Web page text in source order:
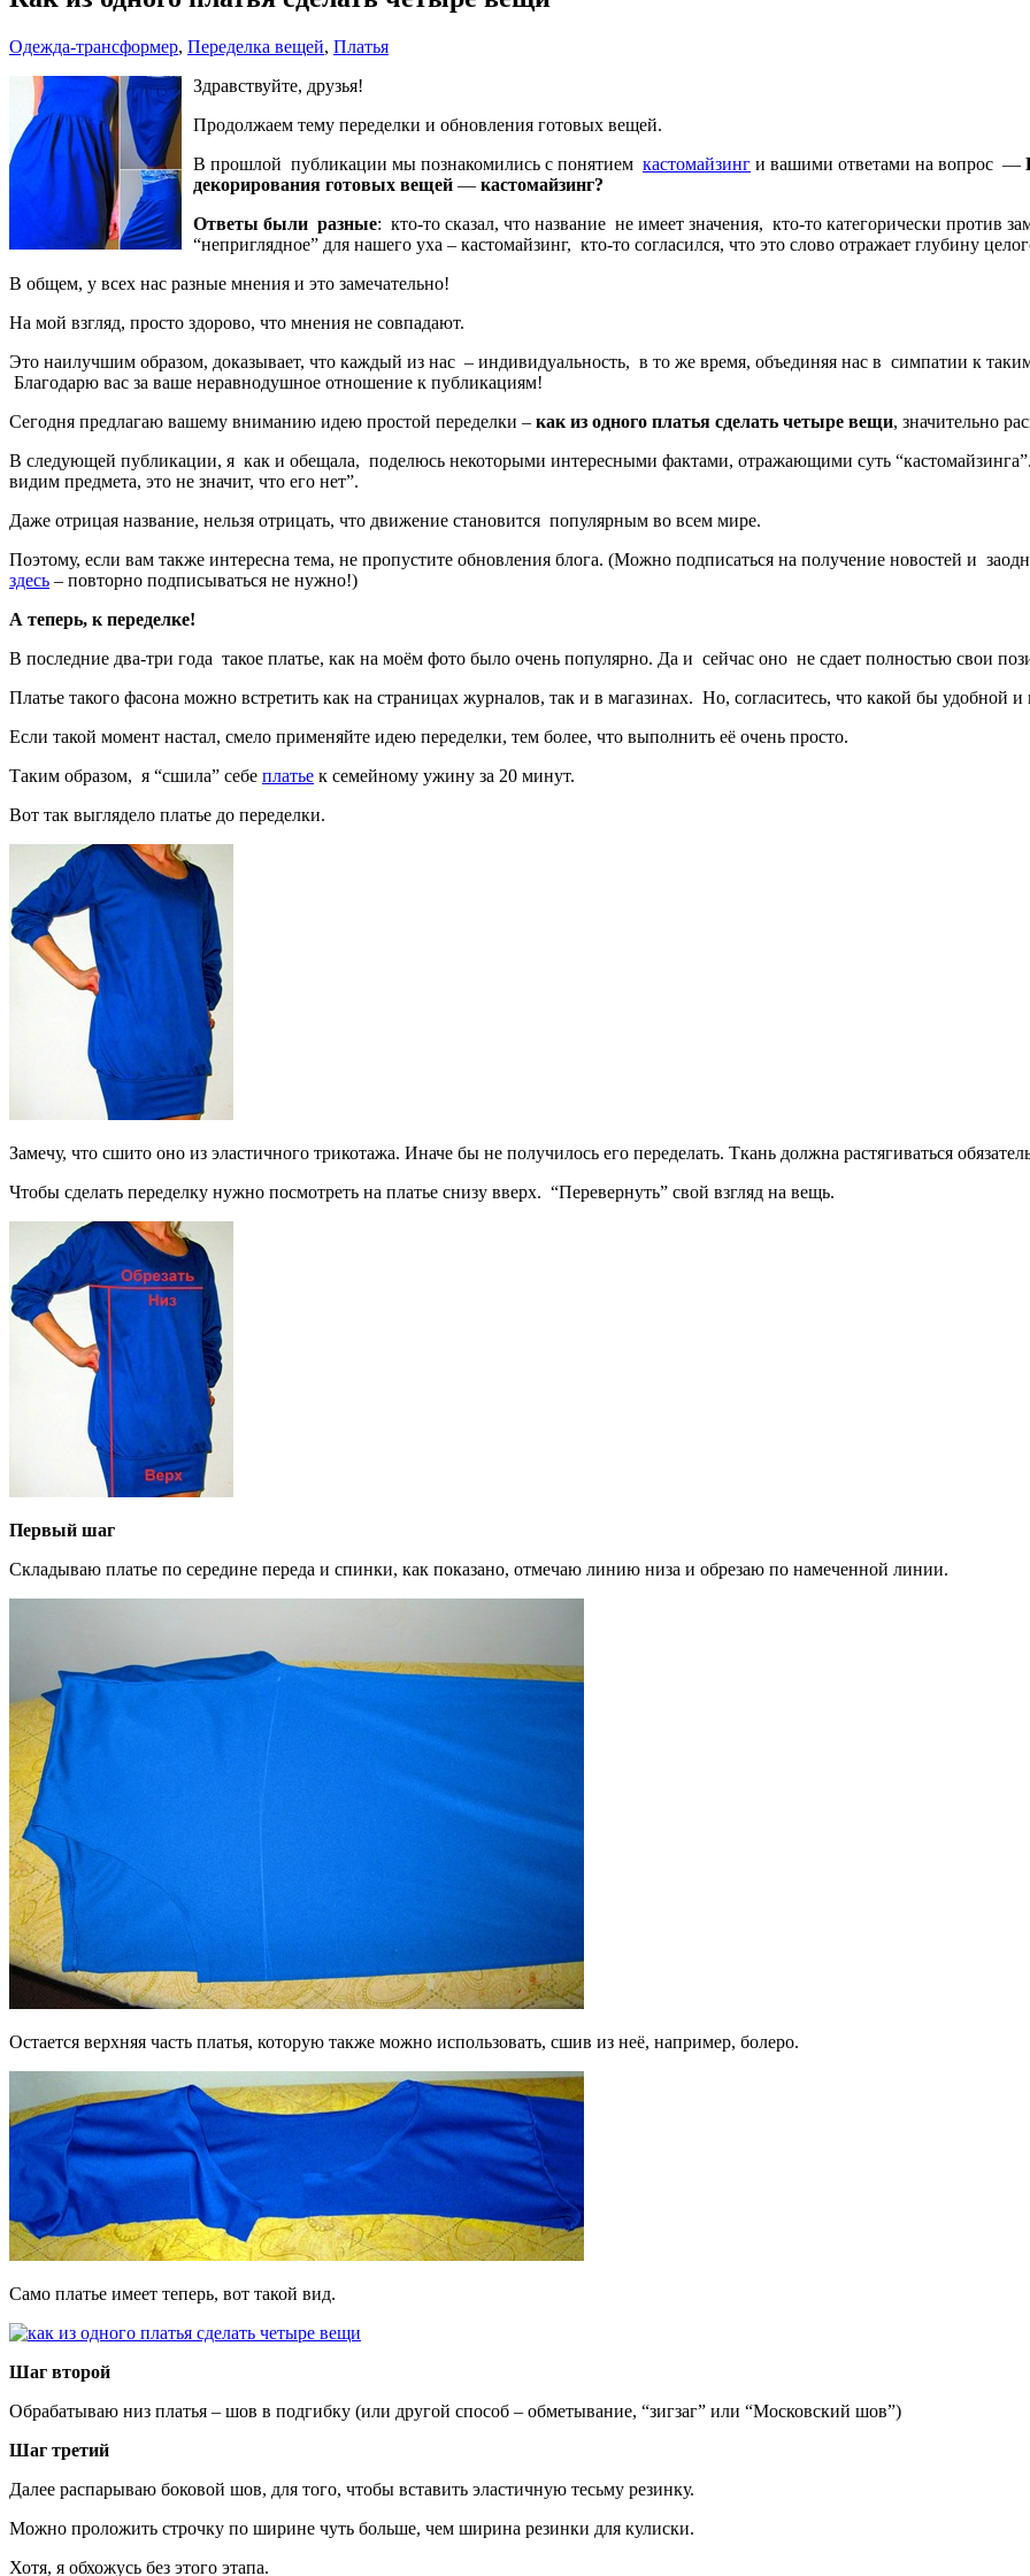
Одежда-трансформер, Переделка вещей, Платья
Здравствуйте, друзья!
Продолжаем тему переделки и обновления готовых вещей.
В прошлой публикации мы познакомились с понятием кастомайзинг и вашими ответами на вопрос —
декорирования готовых вещей — кастомайзинг?
Ответы были разные: кто-то сказал, что название не имеет значения, кто-то категорически против
“неприглядное” для нашего уха – кастомайзинг, кто-то согласился, что это слово отражает глубину
В общем, у всех нас разные мнения и это замечательно!
На мой взгляд, просто здорово, что мнения не совпадают.
Это наилучшим образом, доказывает, что каждый из нас – индивидуальность, в то же время, объединяя нас в симпатии к
Благодарю вас за ваше неравнодушное отношение к публикациям!
Сегодня предлагаю вашему вниманию идею простой переделки – как из одного платья сделать четыре вещи, значительно
В следующей публикации, я как и обещала, поделюсь некоторыми интересными фактами, отражающими суть
видим предмета, это не значит, что его нет”.
Даже отрицая название, нельзя отрицать, что движение становится популярным во всем мире.
Поэтому, если вам также интересна тема, не пропустите обновления блога. (Можно подписаться на получение новостей и
здесь – повторно подписываться не нужно!)
А теперь, к переделке!
В последние два-три года такое платье, как на моём фото было очень популярно. Да и сейчас оно не сдает полностью свои
Платье такого фасона можно встретить как на страницах журналов, так и в магазинах. Но, согласитесь, что какой бы удобной
Если такой момент настал, смело применяйте идею переделки, тем более, что выполнить её очень просто.
Таким образом, я “сшила” себе платье к семейному ужину за 20 минут.
Вот так выглядело платье до переделки.
Замечу, что сшито оно из эластичного трикотажа. Иначе бы не получилось его переделать. Ткань должна растягиваться
Чтобы сделать переделку нужно посмотреть на платье снизу вверх. “Перевернуть” свой взгляд на вещь.
Первый шаг
Складываю платье по середине переда и спинки, как показано, отмечаю линию низа и обрезаю по намеченной линии.
Остается верхняя часть платья, которую также можно использовать, сшив из неё, например, болеро.
Само платье имеет теперь, вот такой вид.
Шаг второй
Обрабатываю низ платья – шов в подгибку (или другой способ – обметывание, “зигзаг” или “Московский шов”)
Шаг третий
Далее распарываю боковой шов, для того, чтобы вставить эластичную тесьму резинку.
Можно проложить строчку по ширине чуть больше, чем ширина резинки для кулиски.
Хотя, я обхожусь без этого этапа.